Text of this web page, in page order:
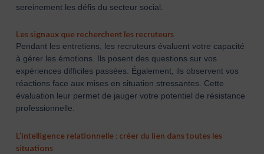
sereinement les défis du secteur social.
Les signaux que recherchent les recruteurs
Pendant les entretiens, les recruteurs évaluent votre capacité
à gérer les émotions. Ils posent des questions sur vos
expériences difficiles passées. Également, ils observent vos
réactions face aux mises en situation stressantes. Cette
évaluation leur permet de jauger votre potentiel de résistance
professionnelle.
L’intelligence relationnelle : créer du lien dans toutes les
situations